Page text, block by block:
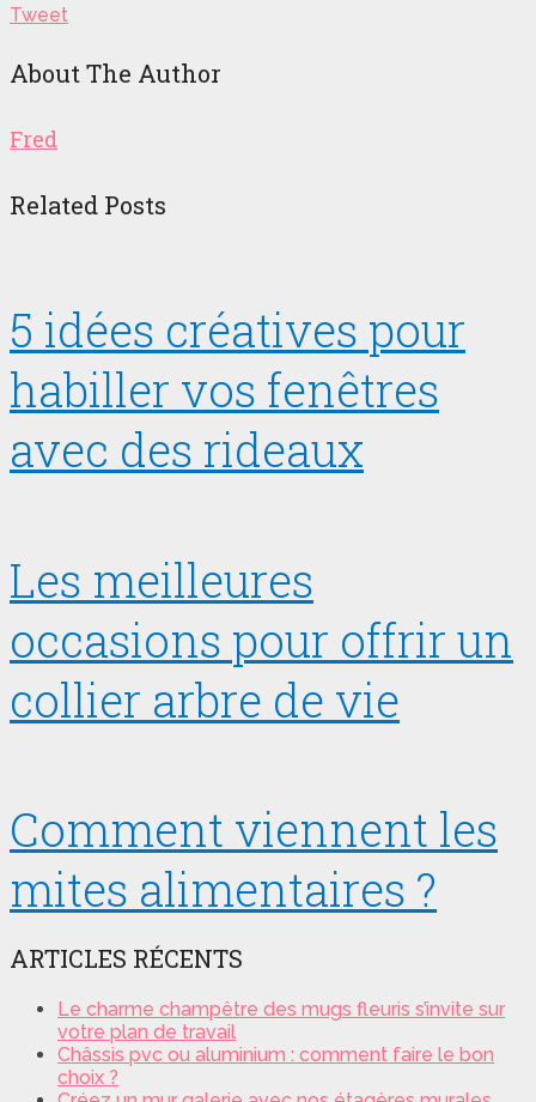
Tweet
About The Author
Fred
Related Posts
5 idées créatives pour
habiller vos fenêtres
avec des rideaux
Les meilleures
occasions pour offrir un
collier arbre de vie
Comment viennent les
mites alimentaires ?
ARTICLES RÉCENTS
Le charme champêtre des mugs fleuris s’invite sur
votre plan de travail
Châssis pvc ou aluminium : comment faire le bon
choix ?